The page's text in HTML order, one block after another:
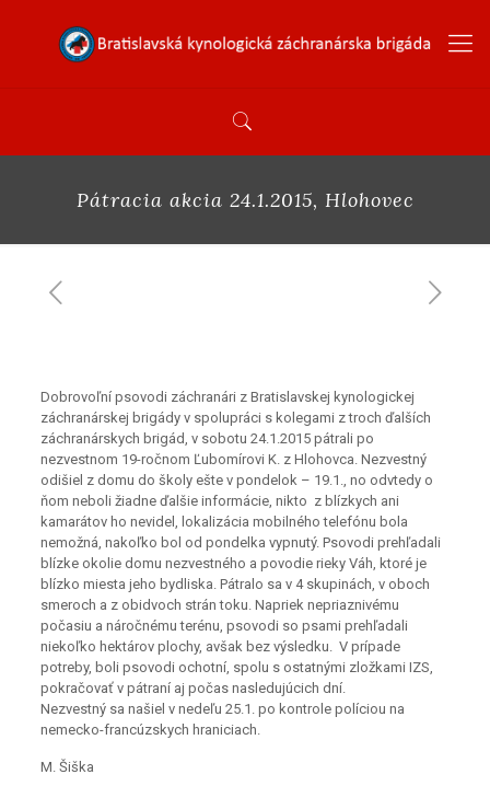
Pátracia akcia 24.1.2015, Hlohovec
Dobrovoľní psovodi záchranári z Bratislavskej kynologickej
záchranárskej brigády v spolupráci s kolegami z troch ďalších
záchranárskych brigád, v sobotu 24.1.2015 pátrali po
nezvestnom 19-ročnom Ľubomírovi K. z Hlohovca. Nezvestný
odišiel z domu do školy ešte v pondelok – 19.1., no odvtedy o
ňom neboli žiadne ďalšie informácie, nikto z blízkych ani
kamarátov ho nevidel, lokalizácia mobilného telefónu bola
nemožná, nakoľko bol od pondelka vypnutý. Psovodi prehľadali
blízke okolie domu nezvestného a povodie rieky Váh, ktoré je
blízko miesta jeho bydliska. Pátralo sa v 4 skupinách, v oboch
smeroch a z obidvoch strán toku. Napriek nepriaznivému
počasiu a náročnému terénu, psovodi so psami prehľadali
niekoľko hektárov plochy, avšak bez výsledku. V prípade
potreby, boli psovodi ochotní, spolu s ostatnými zložkami IZS,
pokračovať v pátraní aj počas nasledujúcich dní.
Nezvestný sa našiel v nedeľu 25.1. po kontrole políciou na
nemecko-francúzskych hraniciach.
M. Šiška